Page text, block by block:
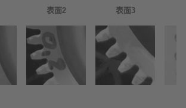
表面2 表面3